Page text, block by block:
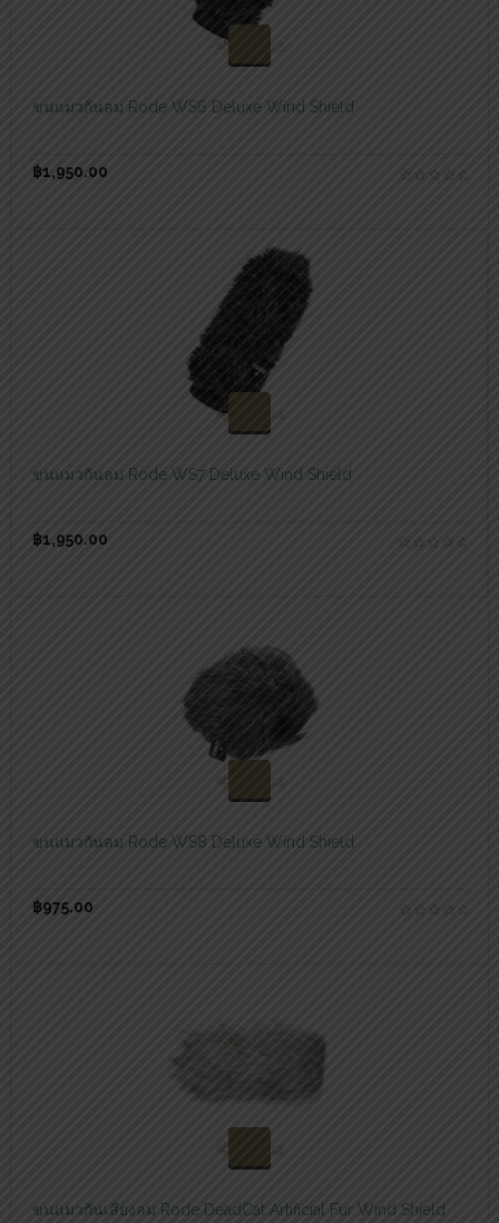
ขนแมวกันลม Rode WS6 Deluxe Wind Shield
฿1,950.00
สอบถามและสั่งซื้อสินค้า
ขนแมวกันลม Rode WS7 Deluxe Wind Shield
฿1,950.00
ขนแมวกันลม Rode WS8 Deluxe Wind Shield
฿975.00
ขนแมวกันเสียงลม Rode DeadCat Artificial Fur Wind Shield